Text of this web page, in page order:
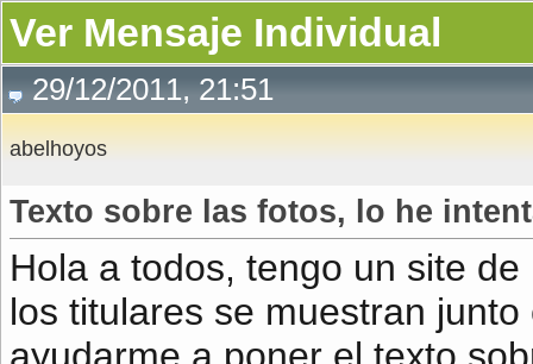
Ver Mensaje Individual
29/12/2011, 21:51
abelhoyos
Texto sobre las fotos, lo he
Hola a todos, tengo un site
los titulares se muestran